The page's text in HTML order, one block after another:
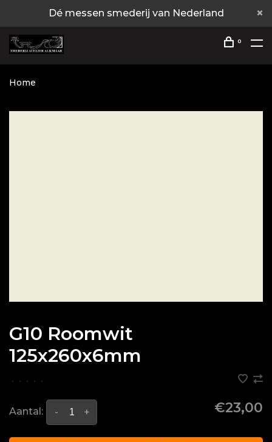
Dé messen smederij van Nederland
0
Home
G10 Roomwit
125x260x6mm
• • • • •
Aantal: +
- €23,00